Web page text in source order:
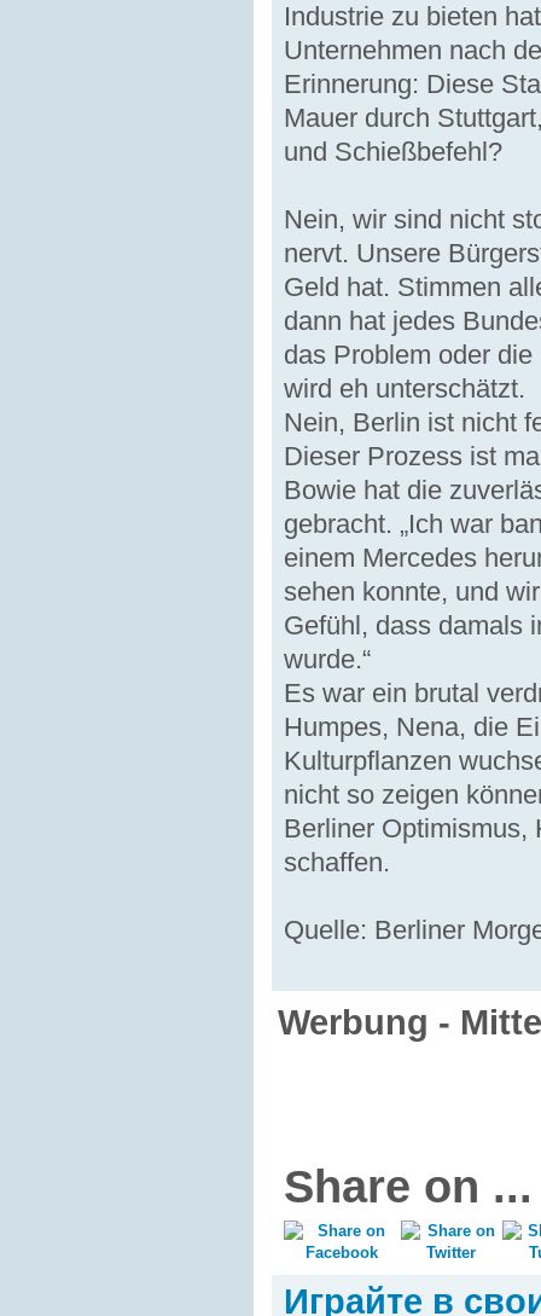
Industrie zu bieten
Unternehmen nach
Erinnerung: Diese
Mauer durch
und Schießbefehl?
Nein, wir sind nicht
nervt. Unsere
Geld hat. Stimmen
dann hat jedes
das Problem oder
wird eh unterschätzt.
Nein, Berlin ist nicht
Dieser Prozess ist
Bowie hat die
gebracht. „Ich war
einem Mercedes
sehen konnte, und
Gefühl, dass damals
wurde.“
Es war ein brutal
Humpes, Nena, die
Kulturpflanzen
nicht so zeigen
Berliner Optimismus,
schaffen.
Quelle: Berliner
Werbung - Mitte
Share on ...
Играйте в